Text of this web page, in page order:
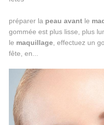
préparer la peau avantle
gommée est plus lisse, plus
le maquillage, effectuez un
fête, en...